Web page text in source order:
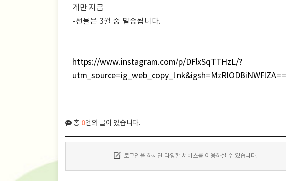
게만 지급
-선물은 3월 중 발송됩니다.
https://www.instagram.com/p/DFlxSqTTHzL/?
utm_source=ig_web_copy_link&igsh=MzRlODBiNWFlZA==
총 0건의 글이 있습니다.
로그인을 하시면 다양한 서비스를 이용하실 수 있습니다.